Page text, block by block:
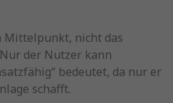
Mittelpunkt, nicht das
der Nutzer kann
bedeutet, da nur er
schafft.